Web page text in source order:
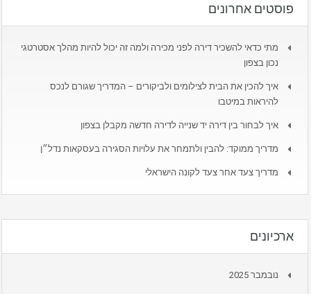
פוסטים אחרונים
מתי כדאי להשכיר דירה לפני מכירה ולמה זה יכול להיות מהלך אסטרטגי
נכון בצפון
איך להכין את הבית לצילומים ולביקורים – המדריך שגורם לנכס
להיראות במיטבו
איך לבחור בין דירה יד שנייה לדירה חדשה מקבלן בצפון
מדריך ממוקד: להבין ולתמחר את עלויות הסגירה בעסקאות נדל״ן
מדריך צעד אחר צעד לקונה הישראלי
ארכיונים
נובמבר 2025